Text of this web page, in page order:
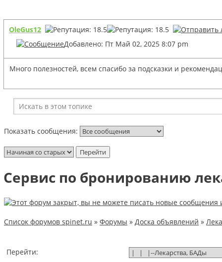
OleGus12
Добавлено: Пт Май 02, 2025 8:07 pm
Много полезностей, всем спасибо за подсказки и
Показать сообщения:
Сервис по бронированию
Список форумов spinet.ru » Форумы » Доска объявлений »
Перейти: